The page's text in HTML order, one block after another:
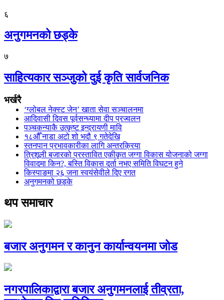
६
अनुगमनको छड्के
७
साहित्यकार सञ्जुको दुई कृति सार्वजनिक
भर्खरै
‘ग्लोबल नेक्स्ट जेन’ खाता सेवा सञ्चालनमा
आदिवासी दिवस पूर्वसन्ध्यामा दीप प्रज्वलन
पञ्चकन्याकै उत्कृष्ट इन्द्रायणी मावि
१८औँ नाडा अटो शो भदौ ९ गतेदेखि
स्तनपान प्रभावकारीका लागि अन्तरक्रिया
त्रिशूली बजारको प्रस्तावित एकीकृत जग्गा विकास योजनाको जग्गा
विवादमा किन?, बस्ति विकास दर्ता नभए समिति विघटन हुने
किस्पाङमा २६ जना स्वयंसेवीले दिए रगत
अनुगमनको छड्के
थप समाचार
बजार अनुगमन र कानुन कार्यान्वयनमा जोड
नगरपालिकाद्वारा बजार अनुगमनलाई तीव्रता,